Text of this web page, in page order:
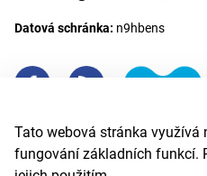
Tato webová stránka využívá
fungování základních funkcí.
Datová schránka: n9hbens